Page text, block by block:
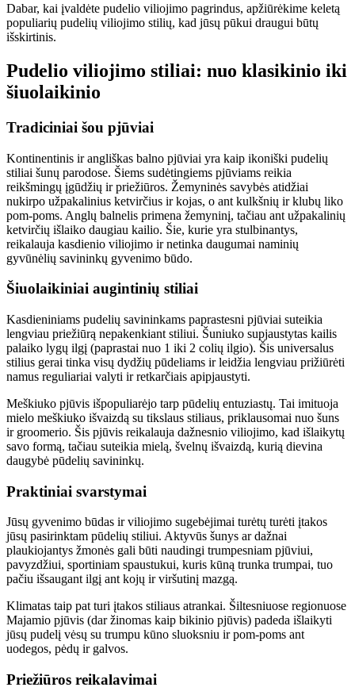
Dabar, kai įvaldėte pudelio viliojimo pagrindus, apžiūrėkime keletą
populiarių pudelių viliojimo stilių, kad jūsų pūkui draugui būtų
išskirtinis.
Pudelio viliojimo stiliai: nuo klasikinio iki
šiuolaikinio
Tradiciniai šou pjūviai
Kontinentinis ir angliškas balno pjūviai yra kaip ikoniški pudelių
stiliai šunų parodose. Šiems sudėtingiems pjūviams reikia
reikšmingų įgūdžių ir priežiūros. Žemyninės savybės atidžiai
nukirpo užpakalinius ketvirčius ir kojas, o ant kulkšnių ir klubų liko
pom-poms. Anglų balnelis primena žemyninį, tačiau ant užpakalinių
ketvirčių išlaiko daugiau kailio. Šie, kurie yra stulbinantys,
reikalauja kasdienio viliojimo ir netinka daugumai naminių
gyvūnėlių savininkų gyvenimo būdo.
Šiuolaikiniai augintinių stiliai
Kasdieniniams pudelių savininkams paprastesni pjūviai suteikia
lengviau priežiūrą nepakenkiant stiliui. Šuniuko supjaustytas kailis
palaiko lygų ilgį (paprastai nuo 1 iki 2 colių ilgio). Šis universalus
stilius gerai tinka visų dydžių pūdeliams ir leidžia lengviau prižiūrėti
namus reguliariai valyti ir retkarčiais apipjaustyti.
Meškiuko pjūvis išpopuliarėjo tarp pūdelių entuziastų. Tai imituoja
mielo meškiuko išvaizdą su tikslaus stiliaus, priklausomai nuo šuns
ir groomerio. Šis pjūvis reikalauja dažnesnio viliojimo, kad išlaikytų
savo formą, tačiau suteikia mielą, švelnų išvaizdą, kurią dievina
daugybė pūdelių savininkų.
Praktiniai svarstymai
Jūsų gyvenimo būdas ir viliojimo sugebėjimai turėtų turėti įtakos
jūsų pasirinktam pūdelių stiliui. Aktyvūs šunys ar dažnai
plaukiojantys žmonės gali būti naudingi trumpesniam pjūviui,
pavyzdžiui, sportiniam spaustukui, kuris kūną trunka trumpai, tuo
pačiu išsaugant ilgį ant kojų ir viršutinį mazgą.
Klimatas taip pat turi įtakos stiliaus atrankai. Šiltesniuose regionuose
Majamio pjūvis (dar žinomas kaip bikinio pjūvis) padeda išlaikyti
jūsų pudelį vėsų su trumpu kūno sluoksniu ir pom-poms ant
uodegos, pėdų ir galvos.
Priežiūros reikalavimai